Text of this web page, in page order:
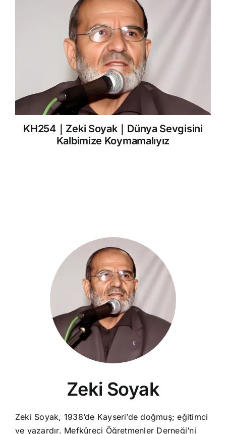
KH254｜Zeki Soyak｜Dünya Sevgisini
Kalbimize Koymamalıyız
Zeki Soyak
Zeki Soyak, 1938’de Kayseri’de doğmuş; eğitimci
ve yazardır. Mefkûreci Öğretmenler Derneği’ni